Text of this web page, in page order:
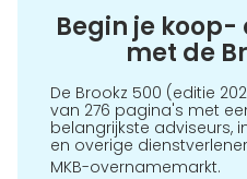
Begin je
met de
De Brookz 500 (editie
van 276 pagina's met
belangrijkste adviseurs,
en overige
MKB-overnamemarkt.